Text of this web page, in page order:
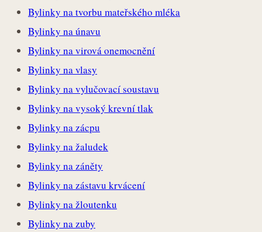
Bylinky na tvorbu mateřského mléka
Bylinky na únavu
Bylinky na virová onemocnění
Bylinky na vlasy
Bylinky na vylučovací soustavu
Bylinky na vysoký krevní tlak
Bylinky na zácpu
Bylinky na žaludek
Bylinky na záněty
Bylinky na zástavu krvácení
Bylinky na žloutenku
Bylinky na zuby